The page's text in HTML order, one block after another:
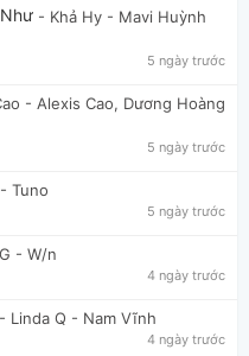
- Khả Hy - Mavi Huỳnh
5 ngày trước
- Alexis Cao, Dương Hoàng
5 ngày trước
- Tuno
5 ngày trước
- W/n
4 ngày trước
- Linda Q - Nam Vĩnh
4 ngày trước